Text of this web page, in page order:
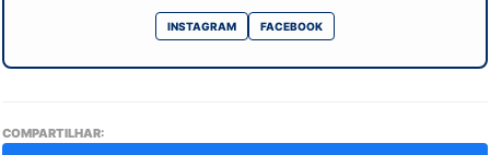
INSTAGRAM FACEBOOK
COMPARTILHAR: